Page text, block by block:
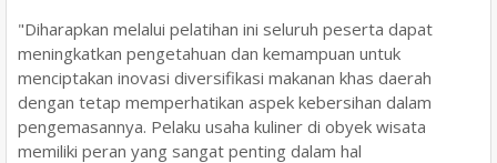
"Diharapkan melalui pelatihan ini seluruh peserta dapat
meningkatkan pengetahuan dan kemampuan untuk
menciptakan inovasi diversifikasi makanan khas daerah
dengan tetap memperhatikan aspek kebersihan dalam
pengemasannya. Pelaku usaha kuliner di obyek wisata
memiliki peran yang sangat penting dalam hal